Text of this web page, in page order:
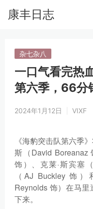
康丰日志
杂七杂八
一口气看完热
第六季，66分
2024年1月12日 VIXF
《海豹突击队第六季
斯（David Boreanaz
饰）、克莱·斯宾塞
（AJ Buckley 饰
Reynolds 饰）在马
下来。